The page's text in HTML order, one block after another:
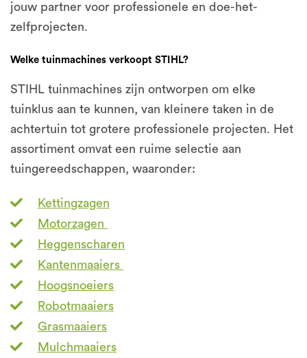
jouw partner voor professionele en doe-het-
zelfprojecten.
Welke tuinmachines verkoopt STIHL?
STIHL tuinmachines zijn ontworpen om elke
tuinklus aan te kunnen, van kleinere taken in de
achtertuin tot grotere professionele projecten. Het
assortiment omvat een ruime selectie aan
tuingereedschappen, waaronder:
Kettingzagen
Motorzagen
Heggenscharen
Kantenmaaiers
Hoogsnoeiers
Robotmaaiers
Grasmaaiers
Mulchmaaiers